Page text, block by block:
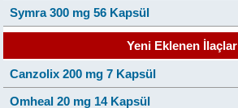
Symra 300 mg 56 Kapsül
Yeni Eklenen İlaçlar
Canzolix 200 mg 7 Kapsül
Omheal 20 mg 14 Kapsül